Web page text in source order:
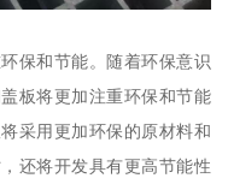
保和节能。随着环保意识
板将更加注重环保和节能
采用更加环保的原材料和
还将开发具有更高节能性